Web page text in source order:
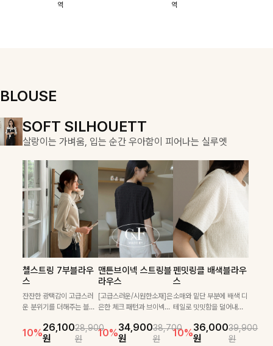
스에요🖤
역
할 수 있어요🤍
역
BLOUSE
SOFT SILHOUETT
살랑이는 가벼움, 입는 순간 우아함이 피어나는 실루엣
첼스트링 7부블라우
스
잔잔한 광택감이 고급스러
운 분위기를 더해주는 블라
프릴 밑단이 자연스럽게 실
루엣을 살려주며, 여유로운
10%26,100
원
28,900
원
맨튼브이넥 스트링블
라우스
[고급스러운/시원한소재]은
은한 체크 패턴과 브이넥으
로 고급스러운 디테일을 넣
었으며 밑단스트링으로 핏
10%34,900
원
38,700
원
펜밋링클 배색블라우
스
소매와 밑단 부분에 배색 디
테일로 밋밋함을 덜어내고
클 소재로 구김 걱정없이 즐
길 수 있는 블라우스랍니
10%36,000
원
39,900
원
COZY ESSENTIAL
매일의 일상을 부드럽게 감싸줄 니트 컬렉션
론클디 브이넥니트
부드럽게 몸을 감싸는 니트
짜임으로 편안한 착용감을
더해드리며 여유 있게 떨어
여리여리한 실루엣을 완성
해드려요 ✨ 단독은 물론 다
10%원
원
칠스트라이프 카라7
부니트
[골드버튼/클래식무드🤍]
스트라이프 패턴으로 데일
이템입니다 카라넥 디자인
으로 깔끔한 이미지로 만들
10%31,900
원
35,400
원
셀드펜던트 7부니트
넉넉한 핏으로 편하게 착용
가능한 심플&베이직 무드의
니트!레터리 펜던트로 고급
어요:D
10% 원
원
DOUBLE THE JOY
함께할 때 더욱 완벽한, 합리적인 선택으로 채우는 즐거움
필첸체크 스트링블라
우스+플레어스커트
SET
[활용도 좋은 투피스]은은한
테일이 어우러진 투피스 세
트입니다. 여유로운 상의와
42,900
49,800
특스트라이프 링클원
피스+스트링자켓
SET
가볍고 시원한 링클 원피스
성되어 코디 고민 없이 완성
도 높은 스타일링을 연출해
69,900
79,400
헨틴링클 날개티셔츠
+치마바지SET
[텐션감↑/구김↓]가볍게
입기만 해도 코디가 완성되
럽게 퍼지는 프릴 날개 소매
가 우아한 포인트를 더해드
12%29,900
원
33,900
원